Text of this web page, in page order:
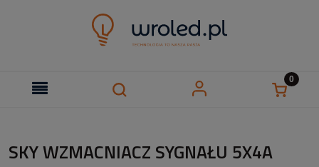
SKY WZMACNIACZ SYGNAŁU 5X4A